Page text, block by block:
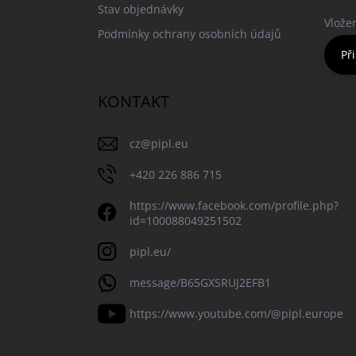
Stav objednávky
Podmínky ochrany osobních údajů
KONTAKT
cz@pipl.eu
+420 226 886 715
https://www.facebook.com/profile.php?
id=100088049251502
pipl.eu/
message/B65GXSRUJ2EFB1
https://www.youtube.com/@pipl.europe